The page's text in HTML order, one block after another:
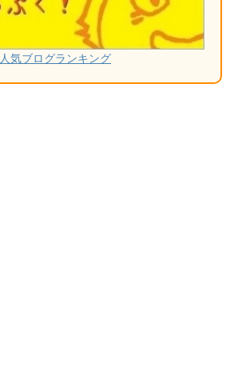
人気ブログランキング